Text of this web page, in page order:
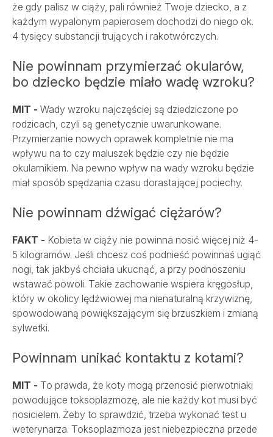
że gdy palisz w ciąży, pali również Twoje dziecko, a z
każdym wypalonym papierosem dochodzi do niego ok.
4 tysięcy substancji trujących i rakotwórczych.
Nie powinnam przymierzać okularów,
bo dziecko będzie miało wadę wzroku?
MIT - Wady wzroku najczęściej są dziedziczone po
rodzicach, czyli są genetycznie uwarunkowane.
Przymierzanie nowych oprawek kompletnie nie ma
wpływu na to czy maluszek będzie czy nie będzie
okularnikiem. Na pewno wpływ na wady wzroku będzie
miał sposób spędzania czasu dorastającej pociechy.
Nie powinnam dźwigać ciężarów?
FAKT - Kobieta w ciąży nie powinna nosić więcej niż 4-
5 kilogramów. Jeśli chcesz coś podnieść powinnaś ugiąć
nogi, tak jakbyś chciała ukucnąć, a przy podnoszeniu
wstawać powoli. Takie zachowanie wspiera kręgosłup,
który w okolicy lędźwiowej ma nienaturalną krzywiznę,
spowodowaną powiększającym się brzuszkiem i zmianą
sylwetki.
Powinnam unikać kontaktu z kotami?
MIT - To prawda, że koty mogą przenosić pierwotniaki
powodujące toksoplazmozę, ale nie każdy kot musi być
nosicielem. Żeby to sprawdzić, trzeba wykonać test u
weterynarza. Toksoplazmoza jest niebezpieczna przede